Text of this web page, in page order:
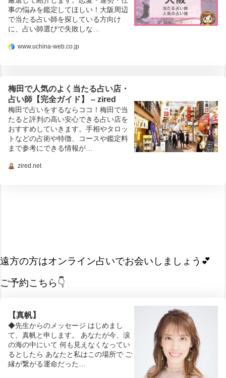
事の悩みを鑑定してほしい！大阪周辺
で当たる占い師を探している方向け
に、占い師選びで失敗しな…
www.uchina-web.co.jp
梅田で人気のよく当たる占い店・
占い師【完全ガイド】 – zired
梅田で占いをするならココ！梅田で当
たると評判の高い安心できる占い店を
おすすめしていきます。手相やタロッ
トなどの占術や特徴、コースや鑑定料
まで参考にできる情報が…
zired.net
遠方の方はオンライン占いでお会いしましょう💕
ご予約こちら👇
【真帆】
◆先生からのメッセージ はじめまし
て、真帆と申します。 あなたが今、涙
の海の中にいて 何も見えなくなってい
るとしたら あなたと私はこの場所で ご
縁が繋がる運命だった…